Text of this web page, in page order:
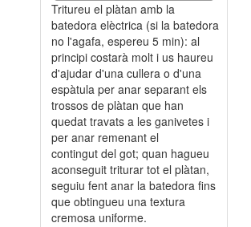
Tritureu el plàtan amb la
batedora elèctrica (si la batedora
no l'agafa, espereu 5 min): al
principi costarà molt i us haureu
d'ajudar d'una cullera o d'una
espàtula per anar separant els
trossos de plàtan que han
quedat travats a les ganivetes i
per anar remenant el
contingut del got; quan hagueu
aconseguit triturar tot el plàtan,
seguiu fent anar la batedora fins
que obtingueu una textura
cremosa uniforme.